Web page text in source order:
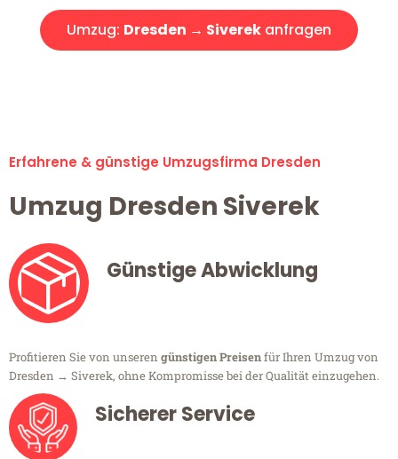
Umzug: Dresden → Siverek anfragen
Erfahrene & günstige Umzugsfirma Dresden
Umzug Dresden Siverek
Günstige Abwicklung
Profitieren Sie von unseren günstigen Preisenfür Ihren Umzug von
Dresden → Siverek, ohne Kompromisse bei der Qualität einzugehen.
Sicherer Service